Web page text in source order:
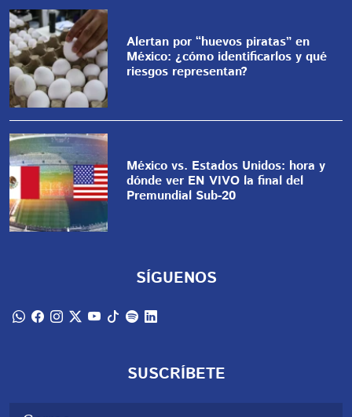
Alertan por “huevos piratas” en
México: ¿cómo identificarlos y qué
riesgos representan?
México vs. Estados Unidos: hora y
dónde ver EN VIVO la final del
Premundial Sub-20
SÍGUENOS
SUSCRÍBETE